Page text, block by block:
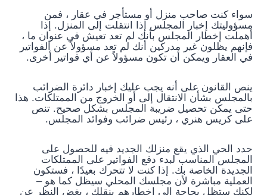
سواء كنت صاحب منزل أو مستأجر في عقار ، فمن
مسؤوليتك إخبار المجلس إذا انتقلت إلى المنزل. إذا
أهملت إخطار المجلس بأنك لم تعد تعيش في عنوان ما ،
فإنهم يظلون غير مدركين أنك لم تعد مسؤولاً عن الفواتير
في العقار ويمكن أن تكون مسؤولاً عن أي فواتير أخرى.
ينص القانون على أنه يجب عليك إخبار دائرة الضرائب
بالمجلس بشأن الانتقال إلى أو الخروج من الممتلكات. هذا
حتى يمكن تحصيل ضريبة المجلس بشكل صحيح. تنص
على كريس هنري ، رئيس ضرائب وفوائد المجلس.
حدد الحي الذي يقع منزلك الجديد فيه للحصول على
المجلس المناسب لبدء دفع الفواتير على الممتلكات
الجديدة الخاصة بك. إذا كنت لا تتحرك بعيدًا ، فستكون
العملية مباشرة لأن مجلسك المحلي سيظل كما هو –
لكنك ستظل بحاجة إلى إخطارهم بنقلك ، بغض النظر عن